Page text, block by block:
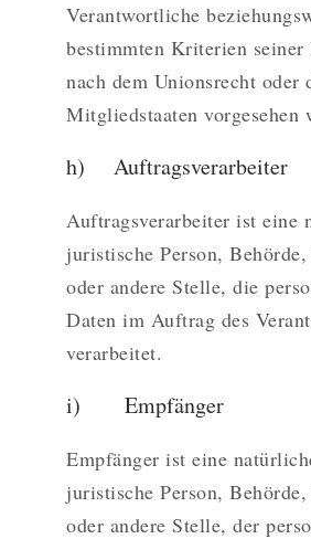
Verantwortliche
bestimmten Kriterien seiner
nach dem Unionsrecht oder
Mitgliedstaaten vorgesehen
h) Auftragsverarbeiter
Auftragsverarbeiter ist eine
juristische Person,
oder andere Stelle, die
Daten im Auftrag des
verarbeitet.
i) Empfänger
Empfänger ist eine
juristische Person,
oder andere Stelle, der